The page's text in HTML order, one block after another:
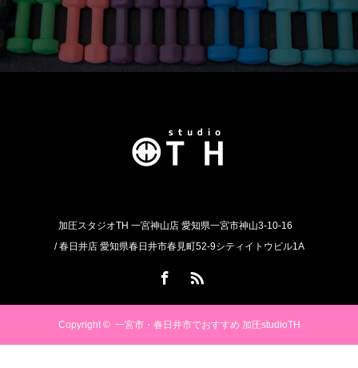
加圧スタジオTH 一宮神山店 愛知県一宮市神山3-10-16
/ 春日井店 愛知県春日井市春見町52-9シティイトウビル1A
Copyright © 一宮市・春日井市でおすすめ 加圧studioTH